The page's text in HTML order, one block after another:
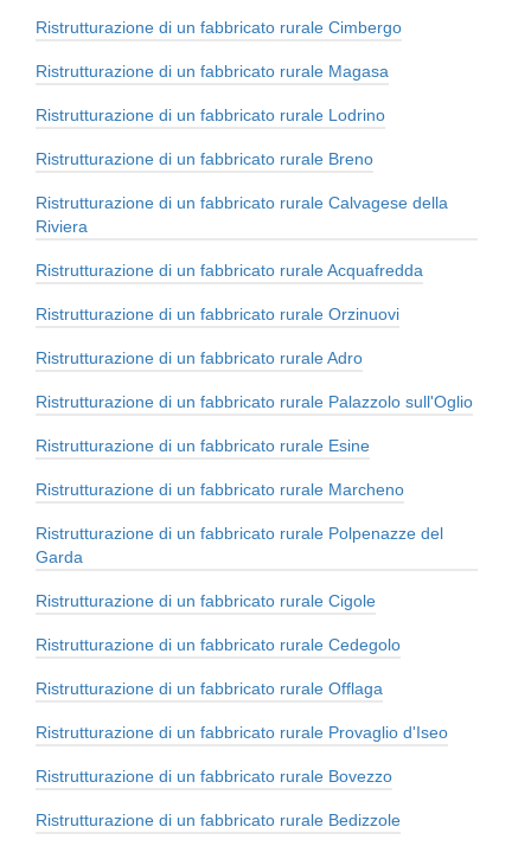
Ristrutturazione di un fabbricato rurale Cimbergo
Ristrutturazione di un fabbricato rurale Magasa
Ristrutturazione di un fabbricato rurale Lodrino
Ristrutturazione di un fabbricato rurale Breno
Ristrutturazione di un fabbricato rurale Calvagese della
Riviera
Ristrutturazione di un fabbricato rurale Acquafredda
Ristrutturazione di un fabbricato rurale Orzinuovi
Ristrutturazione di un fabbricato rurale Adro
Ristrutturazione di un fabbricato rurale Palazzolo sull'Oglio
Ristrutturazione di un fabbricato rurale Esine
Ristrutturazione di un fabbricato rurale Marcheno
Ristrutturazione di un fabbricato rurale Polpenazze del
Garda
Ristrutturazione di un fabbricato rurale Cigole
Ristrutturazione di un fabbricato rurale Cedegolo
Ristrutturazione di un fabbricato rurale Offlaga
Ristrutturazione di un fabbricato rurale Provaglio d'Iseo
Ristrutturazione di un fabbricato rurale Bovezzo
Ristrutturazione di un fabbricato rurale Bedizzole